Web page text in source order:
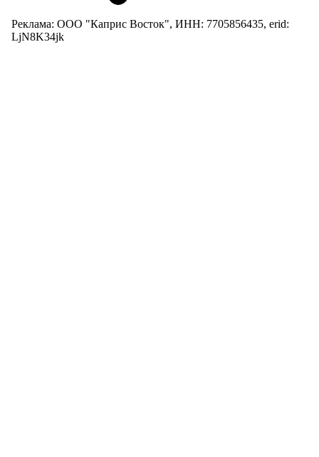
Реклама: ООО "Каприс Восток", ИНН: 7705856435, erid:
LjN8K34jk